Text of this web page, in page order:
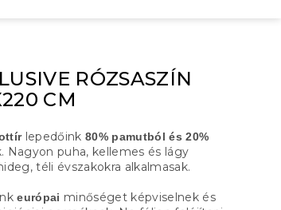
RÓZSASZÍN
CM
lepedőink80% pamutból és 20%
Nagyon puha, kellemes és lágy
téli évszakokra alkalmasak.
európai minőséget képviselnek és